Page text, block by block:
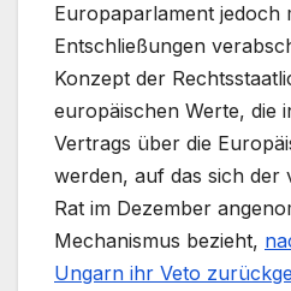
Europaparlament jedoch
Entschließungen
Konzept der
europäischen Werte, die
Vertrags über die
werden, auf das sich der
Rat im Dezember
Mechanismus bezieht,
Ungarn ihr Veto